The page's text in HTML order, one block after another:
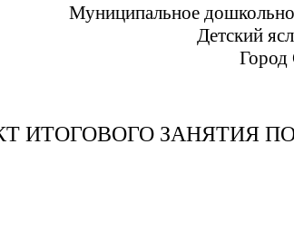
Муниципальное
Детский
Город
ИТОГОВОГО ЗАНЯТИЯ